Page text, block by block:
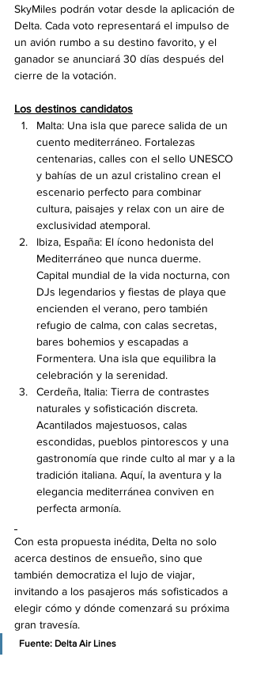
SkyMiles podrán votar desde la aplicación de
Delta. Cada voto representará el impulso de
un avión rumbo a su destino favorito, y el
ganador se anunciará 30 días después del
cierre de la votación.
Los destinos candidatos
Malta: Una isla que parece salida de un
cuento mediterráneo. Fortalezas
centenarias, calles con el sello UNESCO
y bahías de un azul cristalino crean el
escenario perfecto para combinar
cultura, paisajes y relax con un aire de
exclusividad atemporal.
Ibiza, España: El ícono hedonista del
Mediterráneo que nunca duerme.
Capital mundial de la vida nocturna, con
DJs legendarios y fiestas de playa que
encienden el verano, pero también
refugio de calma, con calas secretas,
bares bohemios y escapadas a
Formentera. Una isla que equilibra la
celebración y la serenidad.
Cerdeña, Italia: Tierra de contrastes
naturales y sofisticación discreta.
Acantilados majestuosos, calas
escondidas, pueblos pintorescos y una
gastronomía que rinde culto al mar y a la
tradición italiana. Aquí, la aventura y la
elegancia mediterránea conviven en
perfecta armonía.
Con esta propuesta inédita, Delta no solo
acerca destinos de ensueño, sino que
también democratiza el lujo de viajar,
invitando a los pasajeros más sofisticados a
elegir cómo y dónde comenzará su próxima
gran travesía.
Fuente: Delta Air Lines